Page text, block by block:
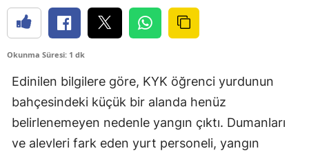
Okunma Süresi: 1 dk
Edinilen bilgilere göre, KYK öğrenci yurdunun
bahçesindeki küçük bir alanda henüz
belirlenemeyen nedenle yangın çıktı. Dumanları
ve alevleri fark eden yurt personeli, yangın